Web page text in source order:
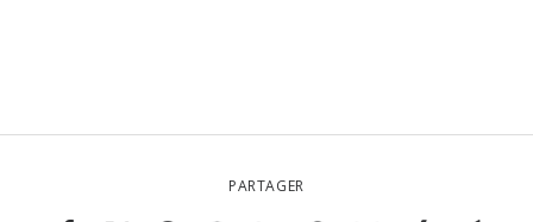
PARTAGER